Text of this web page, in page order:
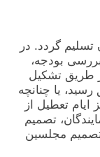
تسلیم‏ گردد. در
بودجه‏،
طریق‏ تشکیل‏
یا چنانچه‏
تعطیل‏ از
تصمیم‏
تصمیم‏ مجلسین‏